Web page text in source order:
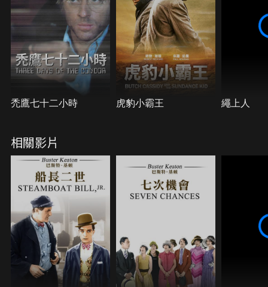
禿鷹七十二小時 虎豹小霸王 繩上人
相關影片